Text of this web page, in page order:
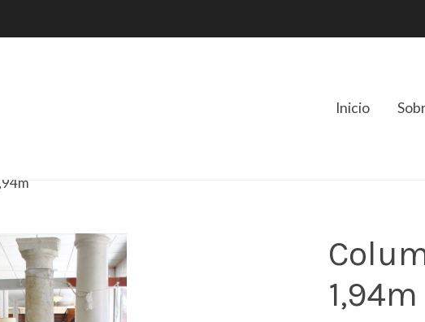
Inicio
1,94m